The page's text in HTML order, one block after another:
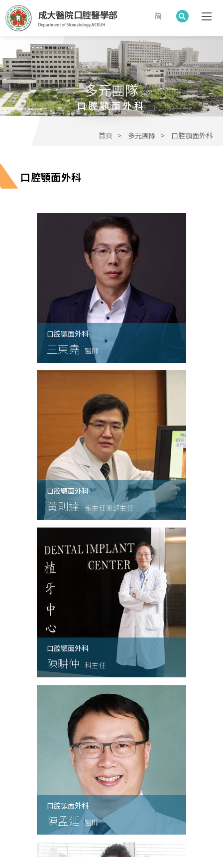
简
多元團隊
口腔顎面外科
首頁 多元團隊 口腔顎面外科
口腔顎面外科
口腔顎面外科
王東堯 醫師
口腔顎面外科
黃則達 系主任兼部主任
口腔顎面外科
陳畊仲 科主任
口腔顎面外科
陳孟延 醫師